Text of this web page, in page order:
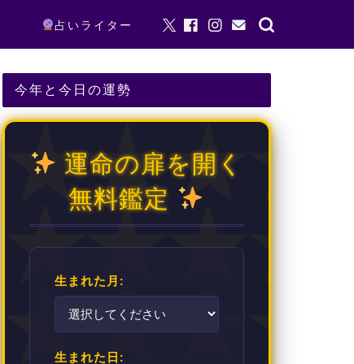
占いライター
今年と今日の運勢
運命の扉を開く
無料鑑定
生まれた月:
生まれた日: